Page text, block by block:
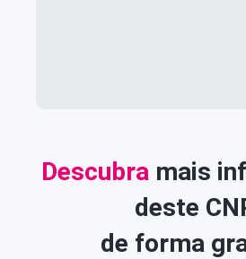
Descubra mais
deste
de forma